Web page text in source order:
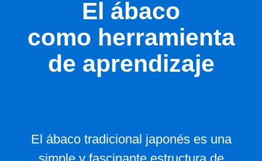
El ábaco
como herramienta
de aprendizaje
El ábaco tradicional japonés es una